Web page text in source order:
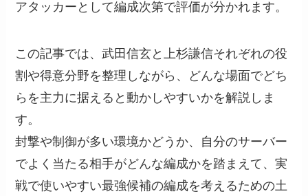
アタッカーとして編成次第で評価が分かれます。
この記事では、武田信玄と上杉謙信それぞれの役
割や得意分野を整理しながら、どんな場面でどち
らを主力に据えると動かしやすいかを解説しま
す。
封撃や制御が多い環境かどうか、自分のサーバー
でよく当たる相手がどんな編成かを踏まえて、実
戦で使いやすい最強候補の編成を考えるための土